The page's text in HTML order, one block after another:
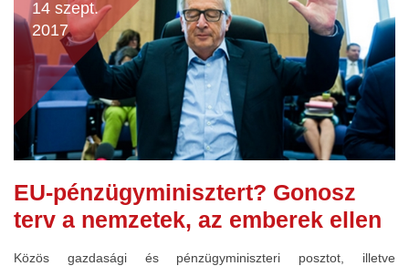
14 szept.
2017
EU-pénzügyminisztert? Gonosz
terv a nemzetek, az emberek ellen
Közös gazdasági és pénzügyminiszteri posztot, illetve